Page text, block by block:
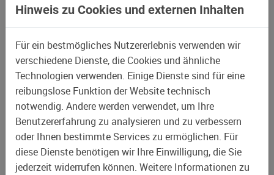
Hinweis zu Cookies und externen Inhalten
Für ein bestmögliches Nutzererlebnis verwenden wir
verschiedene Dienste, die Cookies und ähnliche
Technologien verwenden. Einige Dienste sind für eine
reibungslose Funktion der Website technisch
notwendig. Andere werden verwendet, um Ihre
Benutzererfahrung zu analysieren und zu verbessern
oder Ihnen bestimmte Services zu ermöglichen. Für
diese Dienste benötigen wir Ihre Einwilligung, die Sie
jederzeit widerrufen können. Weitere Informationen zu